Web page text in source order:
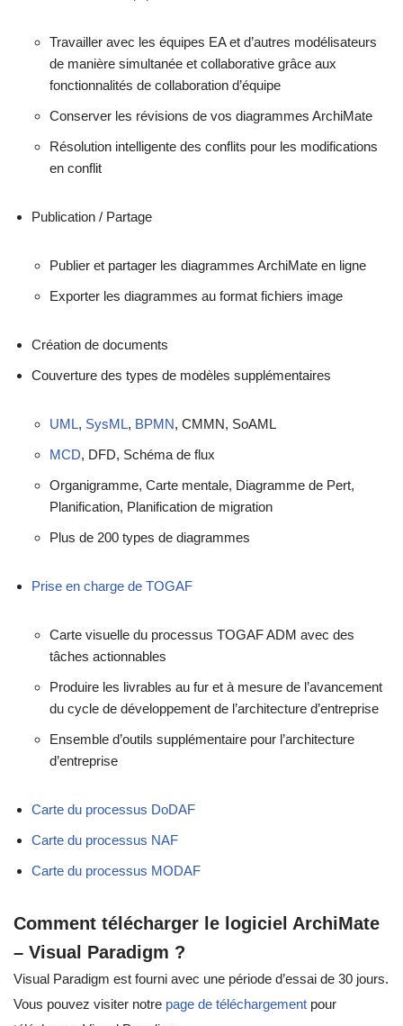
Travailler avec les équipes EA et d’autres modélisateurs
de manière simultanée et collaborative grâce aux
fonctionnalités de collaboration d’équipe
Conserver les révisions de vos diagrammes ArchiMate
Résolution intelligente des conflits pour les modifications
en conflit
Publication / Partage
Publier et partager les diagrammes ArchiMate en ligne
Exporter les diagrammes au format fichiers image
Création de documents
Couverture des types de modèles supplémentaires
UML, SysML, BPMN, CMMN, SoAML
MCD, DFD, Schéma de flux
Organigramme, Carte mentale, Diagramme de Pert,
Planification, Planification de migration
Plus de 200 types de diagrammes
Prise en charge de TOGAF
Carte visuelle du processus TOGAF ADM avec des
tâches actionnables
Produire les livrables au fur et à mesure de l’avancement
du cycle de développement de l’architecture d’entreprise
Ensemble d’outils supplémentaire pour l’architecture
d’entreprise
Carte du processus DoDAF
Carte du processus NAF
Carte du processus MODAF
Comment télécharger le logiciel ArchiMate
– Visual Paradigm ?
Visual Paradigm est fourni avec une période d’essai de 30 jours.
Vous pouvez visiter notre page de téléchargement pour